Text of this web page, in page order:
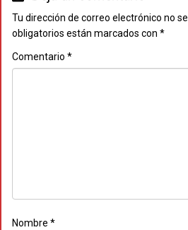
Tu dirección de correo electrónico no
obligatorios están marcados con *
Comentario *
Nombre *